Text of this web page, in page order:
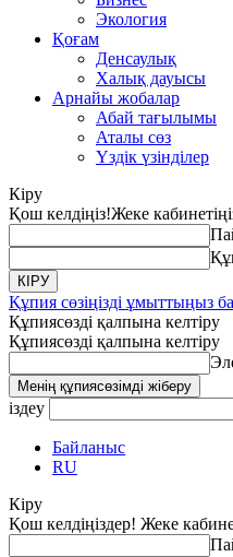
Экология
Қоғам
Денсаулық
Халық дауысы
Арнайы жобалар
Абай тағылымы
Аталы сөз
Үздік үзінділер
Кіру
Қош келдіңіз!Жеке
Құпия сөзіңізді ұмыттыңыз
Құпиясөзді қалпына келтіру
Құпиясөзді қалпына келтіру
іздеу
Байланыс
RU
Кіру
Қош келдіңіздер! Жеке